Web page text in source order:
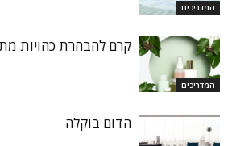
המדריכים
המדריכים
קרם להבהרת כהויות
הדום בוקלה